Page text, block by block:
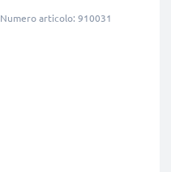
Numero articolo: 910031